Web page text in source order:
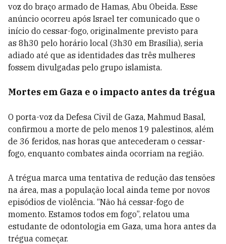
voz do braço armado de Hamas, Abu Obeida. Esse
anúncio ocorreu após Israel ter comunicado que o
início do cessar-fogo, originalmente previsto para
as 8h30 pelo horário local (3h30 em Brasília), seria
adiado até que as identidades das três mulheres
fossem divulgadas pelo grupo islamista.
Mortes em Gaza e o impacto antes da trégua
O porta-voz da Defesa Civil de Gaza, Mahmud Basal,
confirmou a morte de pelo menos 19 palestinos, além
de 36 feridos, nas horas que antecederam o cessar-
fogo, enquanto combates ainda ocorriam na região.
A trégua marca uma tentativa de redução das tensões
na área, mas a população local ainda teme por novos
episódios de violência. “Não há cessar-fogo de
momento. Estamos todos em fogo”, relatou uma
estudante de odontologia em Gaza, uma hora antes da
trégua começar.